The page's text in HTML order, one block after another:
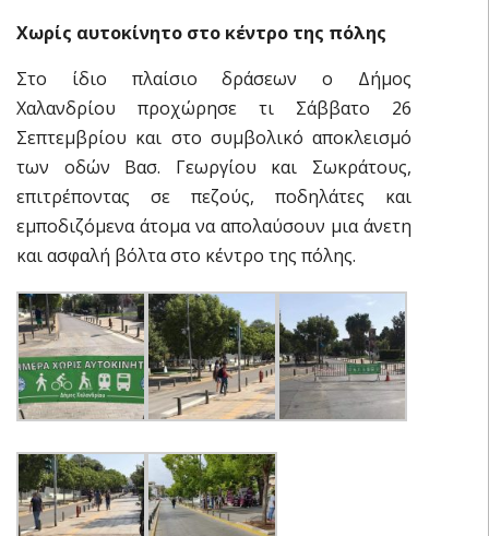
Χωρίς αυτοκίνητο στο κέντρο της πόλης
Στο ίδιο πλαίσιο δράσεων ο Δήμος
Χαλανδρίου προχώρησε τι Σάββατο 26
Σεπτεμβρίου και στο συμβολικό αποκλεισμό
των οδών Βασ. Γεωργίου και Σωκράτους,
επιτρέποντας σε πεζούς, ποδηλάτες και
εμποδιζόμενα άτομα να απολαύσουν μια άνετη
και ασφαλή βόλτα στο κέντρο της πόλης.